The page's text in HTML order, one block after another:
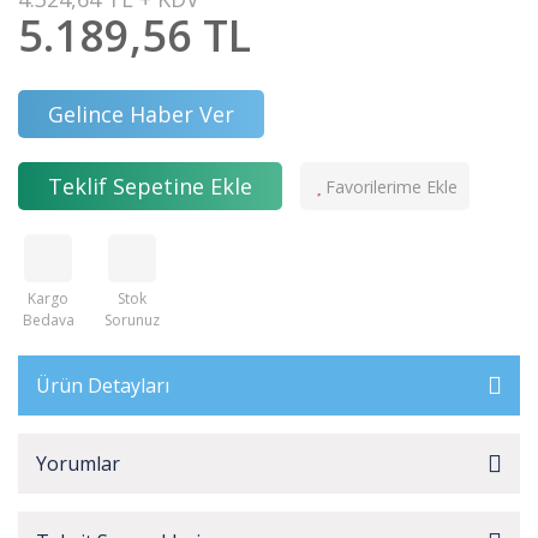
5.189,56 TL
Gelince Haber Ver
Teklif Sepetine Ekle
Kargo
Bedava
Stok
Sorunuz
Ürün Detayları
Yorumlar